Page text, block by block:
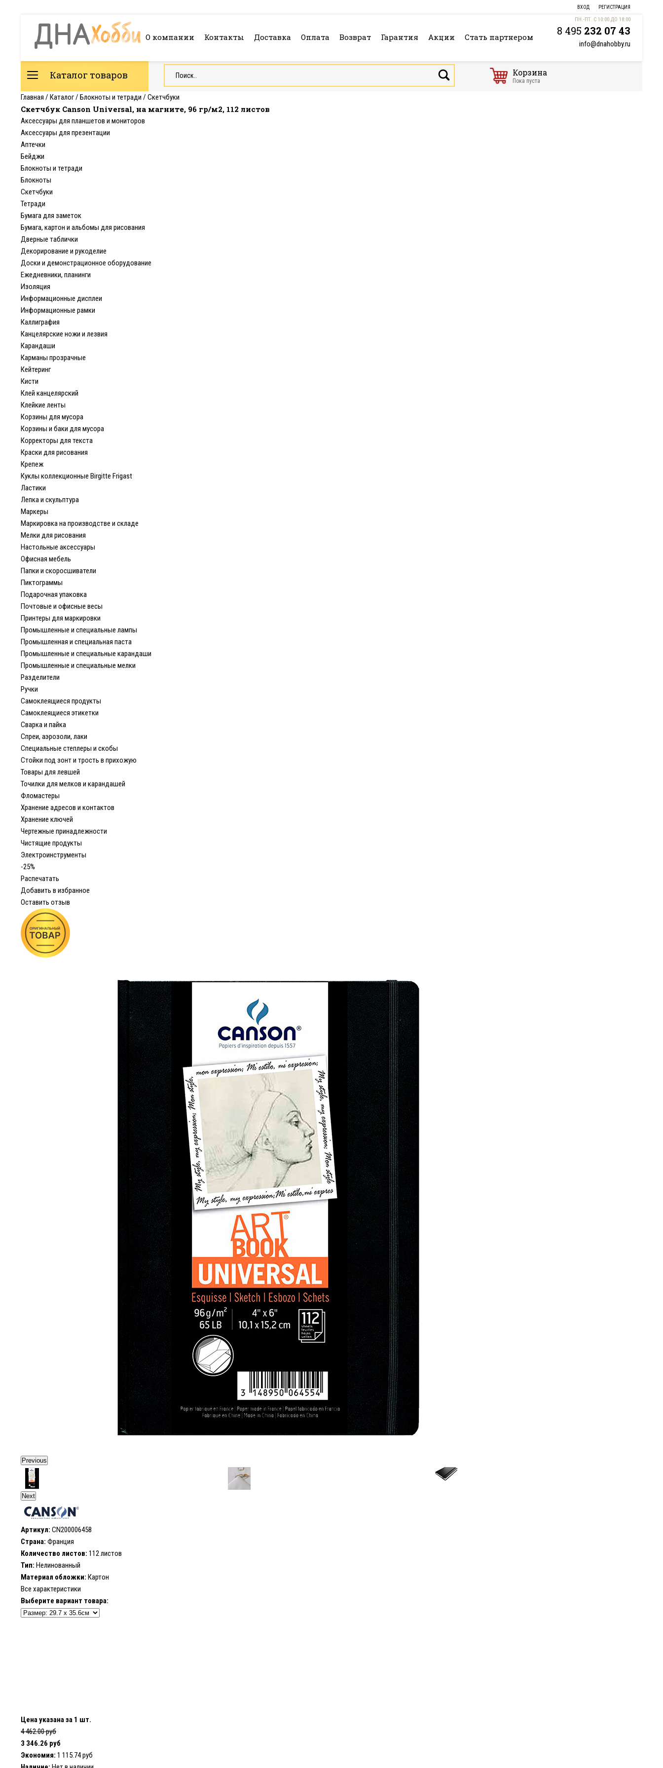
ВХОД РЕГИСТРАЦИЯ
О компании Контакты Доставка Оплата Возврат Гарантия Акции Стать партнером
ПН.-ПТ. С 10:00 ДО 18:00
8 495 232 07 43
info@dnahobby.ru
Каталог товаров Корзина
Пока пуста
Главная / Каталог/ Блокноты и тетради / Скетчбуки
Скетчбук Canson Universal, на магните, 96 гр/м2, 112 листов
Аксессуары для планшетов и мониторов
Аксессуары для презентации
Аптечки
Бейджи
Блокноты и тетради
Блокноты
Скетчбуки
Тетради
Бумага для заметок
Бумага, картон и альбомы для рисования
Дверные таблички
Декорирование и рукоделие
Доски и демонстрационное оборудование
Ежедневники, планинги
Изоляция
Информационные дисплеи
Информационные рамки
Каллиграфия
Канцелярские ножи и лезвия
Карандаши
Карманы прозрачные
Кейтеринг
Кисти
Клей канцелярский
Клейкие ленты
Корзины для мусора
Корзины и баки для мусора
Корректоры для текста
Краски для рисования
Крепеж
Куклы коллекционные Birgitte Frigast
Ластики
Лепка и скульптура
Маркеры
Маркировка на производстве и складе
Мелки для рисования
Настольные аксессуары
Офисная мебель
Папки и скоросшиватели
Пиктограммы
Подарочная упаковка
Почтовые и офисные весы
Принтеры для маркировки
Промышленные и специальные лампы
Промышленная и специальная паста
Промышленные и специальные карандаши
Промышленные и специальные мелки
Разделители
Ручки
Самоклеящиеся продукты
Самоклеящиеся этикетки
Сварка и пайка
Спреи, аэрозоли, лаки
Специальные степлеры и скобы
Стойки под зонт и трость в прихожую
Товары для левшей
Точилки для мелков и карандашей
Фломастеры
Хранение адресов и контактов
Хранение ключей
Чертежные принадлежности
Чистящие продукты
Электроинструменты
-25%
Распечатать
Добавить в избранное
Оставить отзыв
Previous
Next
Артикул: CN200006458
Страна: Франция
Количество листов: 112 листов
Тип: Нелинованный
Материал обложки: Картон
Все характеристики
Выберите вариант товара:
Цена указана за 1 шт.
4 462.00 руб
3 346.26 руб
Экономия: 1 115.74 руб